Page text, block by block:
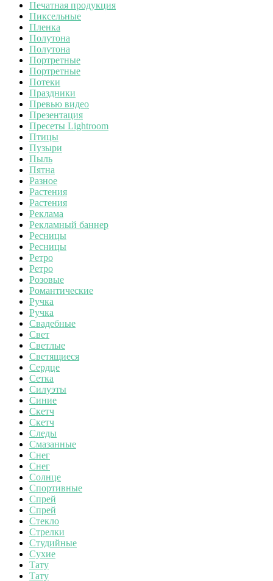
Печатная продукция
Пиксельные
Пленка
Полутона
Полутона
Портретные
Портретные
Потеки
Праздники
Превью видео
Презентация
Пресеты Lightroom
Птицы
Пузыри
Пыль
Пятна
Разное
Растения
Растения
Реклама
Рекламный баннер
Ресницы
Ресницы
Ретро
Ретро
Розовые
Романтические
Ручка
Ручка
Свадебные
Свет
Светлые
Светящиеся
Сердце
Сетка
Силуэты
Синие
Скетч
Скетч
Следы
Смазанные
Снег
Снег
Солнце
Спортивные
Спрей
Спрей
Стекло
Стрелки
Студийные
Сухие
Тату
Тату